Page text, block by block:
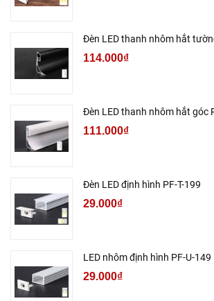
Đèn LED thanh nhôm hắt
114.000₫
Đèn LED thanh nhôm hắt góc
111.000₫
Đèn LED định hình PF-T-199
29.000₫
LED nhôm định hình PF-U-149
29.000₫